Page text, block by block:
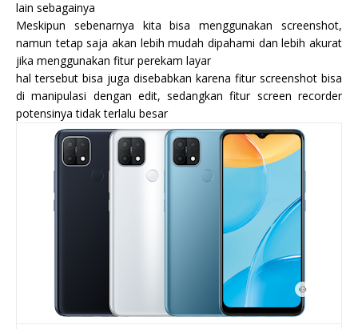
lain sebagainya
Meskipun sebenarnya kita bisa menggunakan screenshot,
namun tetap saja akan lebih mudah dipahami dan lebih akurat
jika menggunakan fitur perekam layar
hal tersebut bisa juga disebabkan karena fitur screenshot bisa
di manipulasi dengan edit, sedangkan fitur screen recorder
potensinya tidak terlalu besar